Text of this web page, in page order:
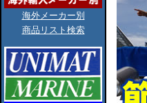
海外メーカー別
商品リスト検索